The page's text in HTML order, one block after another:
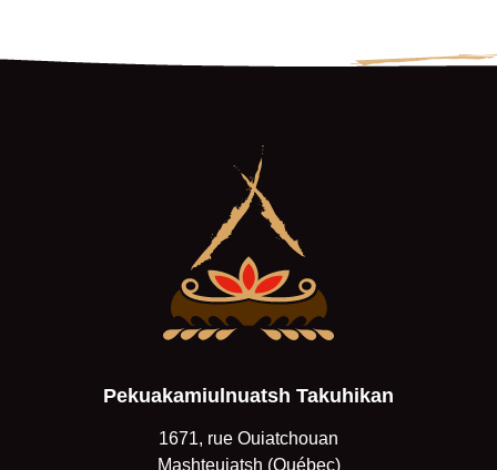
Pekuakamiulnuatsh Takuhikan
1671, rue Ouiatchouan
Mashteuiatsh (Québec)